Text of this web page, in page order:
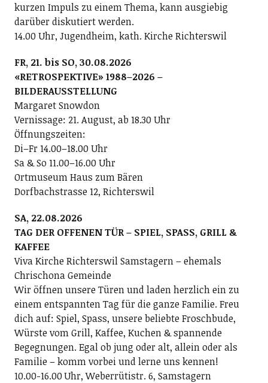
kurzen Impuls zu einem Thema, kann ausgiebig
darüber diskutiert werden.
14.00 Uhr, Jugendheim, kath. Kirche Richterswil
FR, 21. bis SO, 30.08.2026
«RETROSPEKTIVE» 1988–2026 –
BILDERAUSSTELLUNG
Margaret Snowdon
Vernissage: 21. August, ab 18.30 Uhr
Öffnungszeiten:
Di–Fr 14.00–18.00 Uhr
Sa & So 11.00–16.00 Uhr
Ortmuseum Haus zum Bären
Dorfbachstrasse 12, Richterswil
SA, 22.08.2026
TAG DER OFFENEN TÜR – SPIEL, SPASS, GRILL &
KAFFEE
Viva Kirche Richterswil Samstagern – ehemals
Chrischona Gemeinde
Wir öffnen unsere Türen und laden herzlich ein zu
einem entspannten Tag für die ganze Familie. Freu
dich auf: Spiel, Spass, unsere beliebte Froschbude,
Würste vom Grill, Kaffee, Kuchen & spannende
Begegnungen. Egal ob jung oder alt, allein oder als
Familie – komm vorbei und lerne uns kennen!
10.00-16.00 Uhr, Weberrütistr. 6, Samstagern